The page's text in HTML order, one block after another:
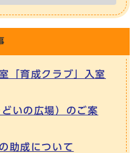
「育成クラブ」入室
いの広場）のご案
助成について